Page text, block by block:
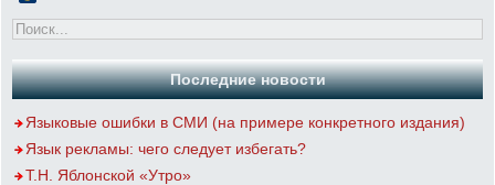
Последние новости
Языковые ошибки в СМИ (на примере конкретного издания)
Язык рекламы: чего следует избегать?
Т.Н. Яблонской «Утро»